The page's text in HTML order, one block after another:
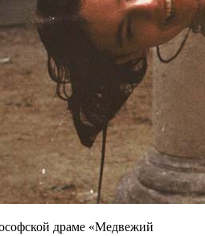
драме «Медвежий